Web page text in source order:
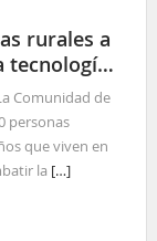
rurales a
tecnología
Comunidad de
personas
que viven en
la […]